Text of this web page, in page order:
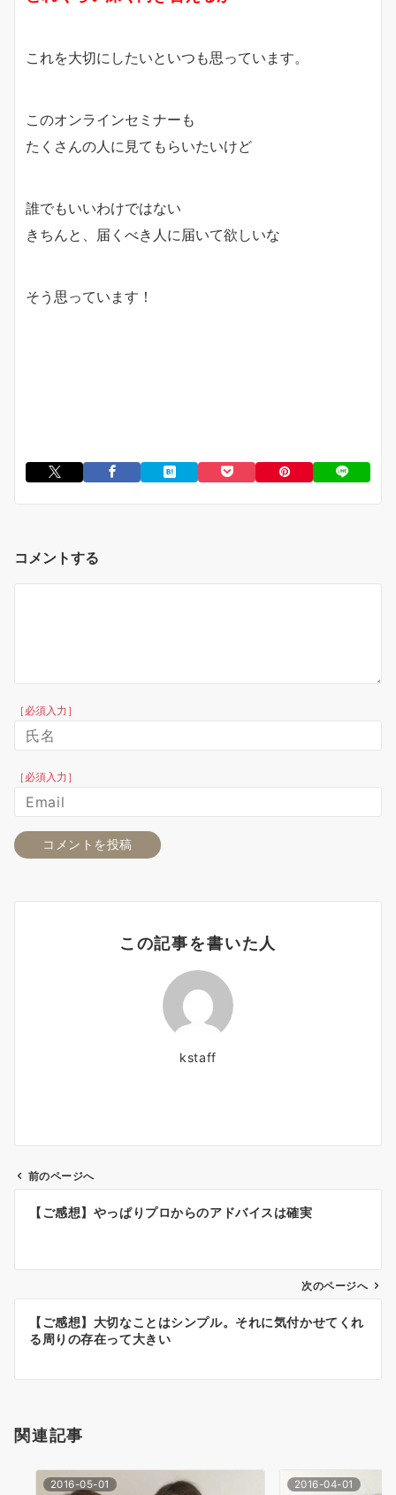
これを大切にしたいといつも思っています。
このオンラインセミナーも
たくさんの人に見てもらいたいけど
誰でもいいわけではない
きちんと、届くべき人に届いて欲しいな
そう思っています！
コメントする
［必須入力］
［必須入力］
この記事を書いた人
kstaff
ナ
ビ
シ
ン
前のページへ
【ご感想】やっぱりプロからのアドバイスは確実
次のページへ
【ご感想】大切なことはシンプル。それに気付かせてくれ
る周りの存在って大きい
関連記事
2016-05-01 2016-04-01